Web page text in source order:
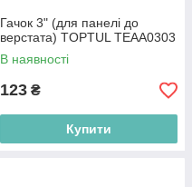
Гачок 3" (для панелі до
верстата) TOPTUL TEAA0303
В наявності
123 ₴
Купити